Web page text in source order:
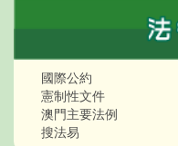
國際公約
憲制性文件
澳門主要法例
搜法易